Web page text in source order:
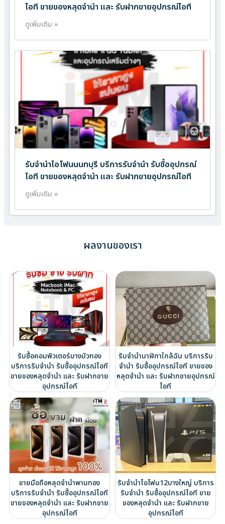
ไอที ขายของหลุดจำนำ และ รับฝากขายอุปกรณ์ไอที
ดูเพิ่มเติม »
รับจำนำไอโฟนนนทบุรี บริการรับจำนำ รับซื้ออุปกรณ์
ไอที ขายของหลุดจำนำ และ รับฝากขายอุปกรณ์ไอที
ดูเพิ่มเติม »
ผลงานของเรา
รับซื้อคอมพิวเตอร์บางบัวทอง
บริการรับจำนำ รับซื้ออุปกรณ์ไอที
ขายของหลุดจำนำ และ รับฝากขาย
อุปกรณ์ไอที
รับจำนำนาฬิกาใกล้ฉัน บริการรับ
จำนำ รับซื้ออุปกรณ์ไอที ขายของ
หลุดจำนำ และ รับฝากขายอุปกรณ์
ไอที
ขายมือถือหลุดจำนำพานทอง
บริการรับจำนำ รับซื้ออุปกรณ์ไอที
ขายของหลุดจำนำ และ รับฝากขาย
อุปกรณ์ไอที
รับจำนำไอโฟน12บางใหญ่ บริการ
รับจำนำ รับซื้ออุปกรณ์ไอที ขาย
ของหลุดจำนำ และ รับฝากขาย
อุปกรณ์ไอที